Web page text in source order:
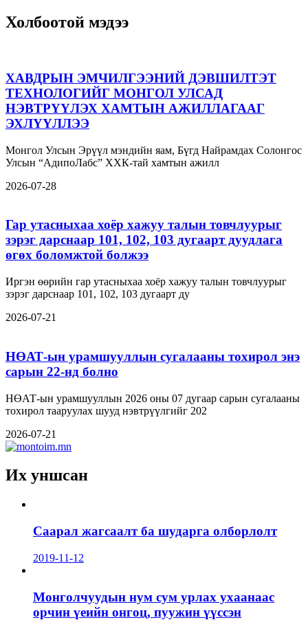
Холбоотой мэдээ
ХАВДРЫН ЭМЧИЛГЭЭНИЙ ДЭВШИЛТЭТ
ТЕХНОЛОГИЙГ МОНГОЛ УЛСАД
НЭВТРҮҮЛЭХ ХАМТЫН АЖИЛЛАГААГ
ЭХЛҮҮЛЛЭЭ
Монгол Улсын Эрүүл мэндийн яам, Бүгд Найрамдах Солонгос
Улсын “АдипоЛабс” ХХК-тай хамтын ажилл
2026-07-28
Гар утасныхаа хоёр хажуу талын товчлуурыг
зэрэг дарснаар 101, 102, 103 дугаарт дуудлага
өгөх боломжтой болжээ
Иргэн өөрийн гар утасныхаа хоёр хажуу талын товчлуурыг
зэрэг дарснаар 101, 102, 103 дугаарт ду
2026-07-21
НӨАТ-ын урамшууллын сугалааны тохирол энэ
сарын 22-нд болно
НӨАТ-ын урамшууллын 2026 оны 07 дугаар сарын сугалааны
тохирол тааруулах шууд нэвтрүүлгийг 202
2026-07-21
Их уншсан
Саарал жагсаалт ба шударга олборлолт
2019-11-12
Монголчуудын нум сум урлах ухаанаас
орчин үеийн онгоц, пуужин үүссэн